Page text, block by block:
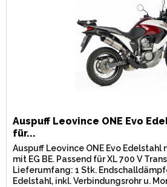
Auspuff Leovince ONE Evo
für...
Auspuff Leovince ONE Evo
mit EG BE. Passend für XL 700 V
Lieferumfang: 1 Stk.
Edelstahl, inkl. Verbindungsrohr u.